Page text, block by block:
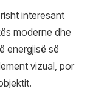
interesant
moderne dhe
energjisë së
vizual, por